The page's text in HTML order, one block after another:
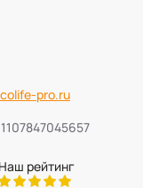
pro.ru
Наш рейтинг